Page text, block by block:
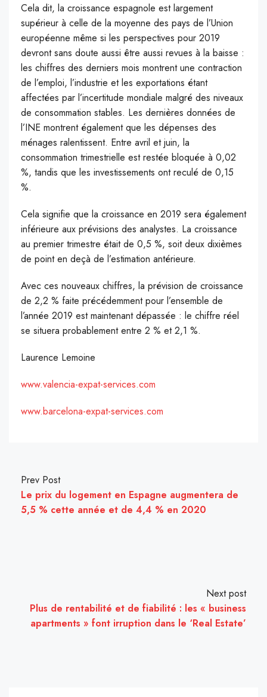
Cela dit, la croissance espagnole est largement
supérieur à celle de la moyenne des pays de l’Union
européenne même si les perspectives pour 2019
devront sans doute aussi être aussi revues à la baisse :
les chiffres des derniers mois montrent une contraction
de l’emploi, l’industrie et les exportations étant
affectées par l’incertitude mondiale malgré des niveaux
de consommation stables. Les dernières données de
l’INE montrent également que les dépenses des
ménages ralentissent. Entre avril et juin, la
consommation trimestrielle est restée bloquée à 0,02
%, tandis que les investissements ont reculé de 0,15
%.
Cela signifie que la croissance en 2019 sera également
inférieure aux prévisions des analystes. La croissance
au premier trimestre était de 0,5 %, soit deux dixièmes
de point en deçà de l’estimation antérieure.
Avec ces nouveaux chiffres, la prévision de croissance
de 2,2 % faite précédemment pour l’ensemble de
l’année 2019 est maintenant dépassée : le chiffre réel
se situera probablement entre 2 % et 2,1 %.
Laurence Lemoine
www.valencia-expat-services.com
www.barcelona-expat-services.com
Prev Post
Le prix du logement en Espagne augmentera de
5,5 % cette année et de 4,4 % en 2020
Next post
Plus de rentabilité et de fiabilité : les « business
apartments » font irruption dans le ‘Real Estate’